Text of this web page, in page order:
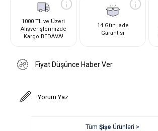
1000 TL ve Üzeri
Alışverişlerinizde
Kargo BEDAVA!
14 Gün İade
Garantisi
Fiyat Düşünce Haber Ver
Yorum Yaz
TümŞişe Ürünleri >